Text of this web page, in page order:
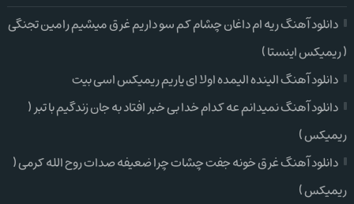
دانلود آهنگ ریه ام داغان چشام کم سو داریم غرق میشیم رامین تجنگی
( ریمیکس اینستا )
دانلود آهنگ الینده الیمده اولا ای یاریم ریمیکس اسی بیت
دانلود آهنگ نمیدانم عه کدام خدا بی خبر افتاد به جان زندگیم با تبر (
ریمیکس )
دانلود آهنگ غرق خونه جفت چشات چرا ضعیفه صدات روح الله کرمی (
ریمیکس )